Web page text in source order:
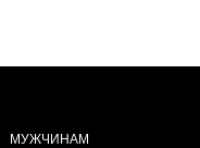
МУЖЧИНАМ